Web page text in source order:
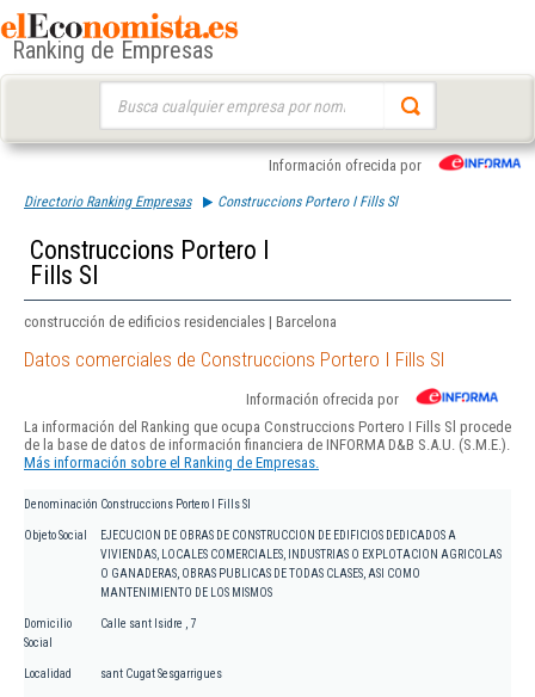
Ranking de Empresas
Información ofrecida por
Directorio Ranking Empresas Construccions Portero I Fills Sl
Construccions Portero I
Fills Sl
construcción de edificios residenciales | Barcelona
Datos comerciales de Construccions Portero I Fills Sl
Información ofrecida por
La información del Ranking que ocupa Construccions Portero I Fills Sl procede
de la base de datos de información financiera de INFORMA D&B S.A.U. (S.M.E.).
Más información sobre el Ranking de Empresas.
Denominación Construccions Portero I Fills Sl
Objeto Social
EJECUCION DE OBRAS DE CONSTRUCCION DE EDIFICIOS DEDICADOS A
VIVIENDAS, LOCALES COMERCIALES, INDUSTRIAS O EXPLOTACION AGRICOLAS
O GANADERAS, OBRAS PUBLICAS DE TODAS CLASES, ASI COMO
MANTENIMIENTO DE LOS MISMOS
Domicilio
Social
Calle sant Isidre , 7
Localidad sant Cugat Sesgarrigues